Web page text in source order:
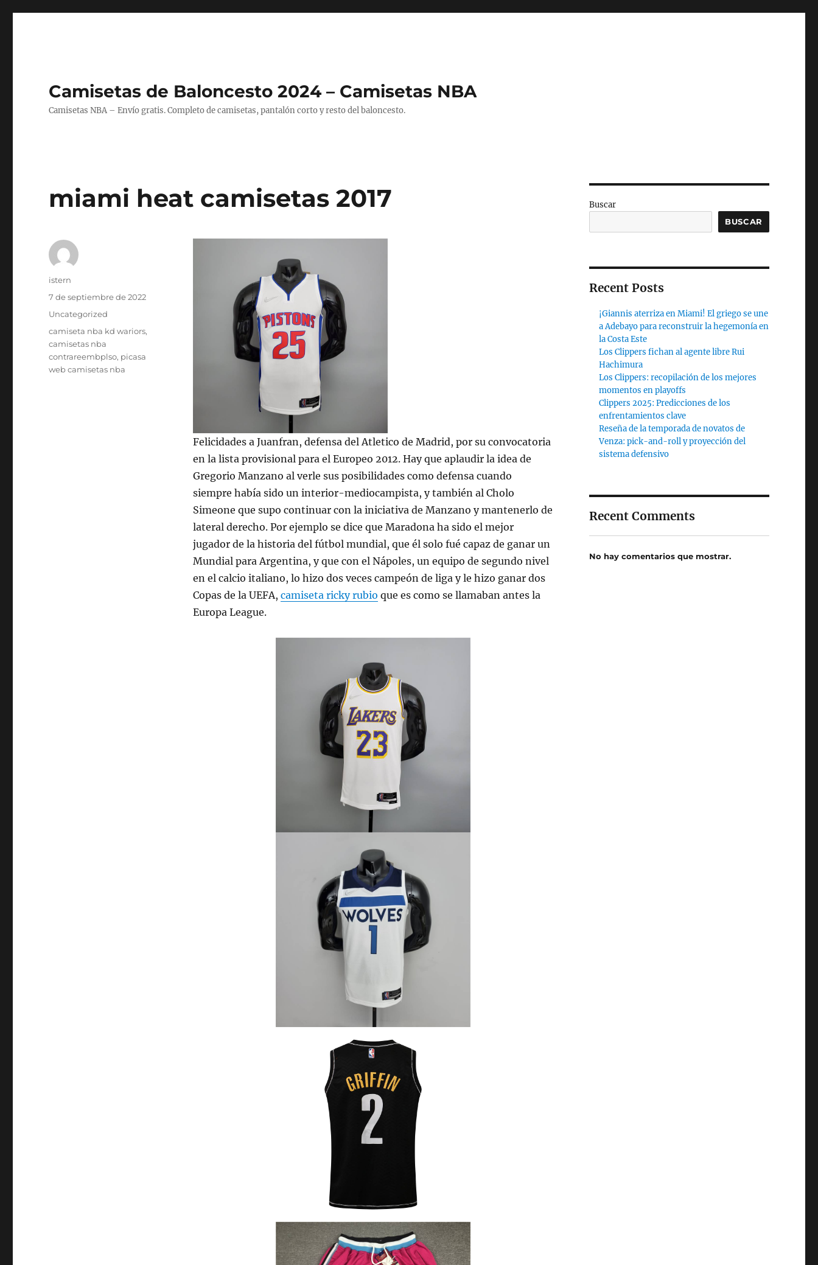
Camisetas de Baloncesto 2024 – Camisetas NBA
Camisetas NBA – Envío gratis. Completo de camisetas, pantalón corto y resto del baloncesto.
miami heat camisetas 2017
Felicidades a Juanfran, defensa del Atletico de Madrid, por su convocatoria
en la lista provisional para el Europeo 2012. Hay que aplaudir la idea de
Gregorio Manzano al verle sus posibilidades como defensa cuando
siempre había sido un interior-mediocampista, y también al Cholo
Simeone que supo continuar con la iniciativa de Manzano y mantenerlo de
lateral derecho. Por ejemplo se dice que Maradona ha sido el mejor
jugador de la historia del fútbol mundial, que él solo fué capaz de ganar un
Mundial para Argentina, y que con el Nápoles, un equipo de segundo nivel
en el calcio italiano, lo hizo dos veces campeón de liga y le hizo ganar dos
Copas de la UEFA, camiseta ricky rubio que es como se llamaban antes la
Europa League.
Autor
istern
Publicado
7 de septiembre de 2022
Categorías
Uncategorized
Etiquetas
camiseta nba kd wariors,
camisetas nba
contrareembplso, picasa
web camisetas nba
Buscar
BUSCAR
Recent Posts
¡Giannis aterriza en Miami! El griego se une
a Adebayo para reconstruir la hegemonía en
la Costa Este
Los Clippers fichan al agente libre Rui
Hachimura
Los Clippers: recopilación de los mejores
momentos en playoffs
Clippers 2025: Predicciones de los
enfrentamientos clave
Reseña de la temporada de novatos de
Venza: pick-and-roll y proyección del
sistema defensivo
Recent Comments
No hay comentarios que mostrar.